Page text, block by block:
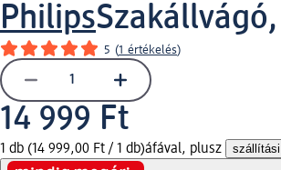
PhilipsSzakállvágó,
5 (1 értékelés)
14 999 Ft
1 db (14 999,00 Ft / 1 db)áfával, plusz